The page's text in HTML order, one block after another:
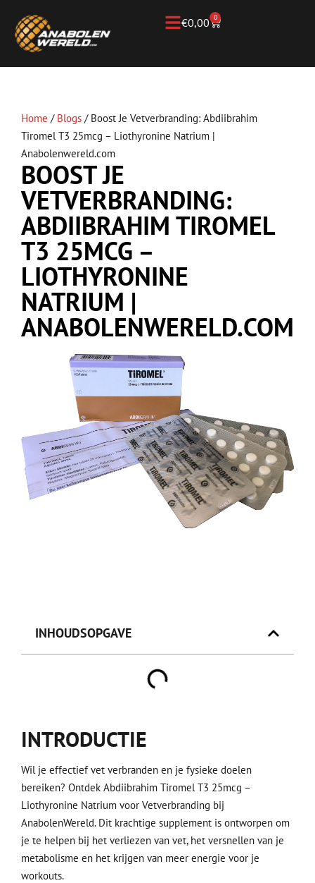
€0,00 0
Home / Blogs / Boost Je Vetverbranding: Abdiibrahim
Tiromel T3 25mcg – Liothyronine Natrium |
Anabolenwereld.com
BOOST JE
VETVERBRANDING:
ABDIIBRAHIM TIROMEL
T3 25MCG –
LIOTHYRONINE
NATRIUM |
ANABOLENWERELD.COM
INHOUDSOPGAVE
INTRODUCTIE
Wil je effectief vet verbranden en je fysieke doelen
bereiken? Ontdek Abdiibrahim Tiromel T3 25mcg –
Liothyronine Natrium voor Vetverbranding bij
AnabolenWereld. Dit krachtige supplement is ontworpen om
je te helpen bij het verliezen van vet, het versnellen van je
metabolisme en het krijgen van meer energie voor je
workouts.